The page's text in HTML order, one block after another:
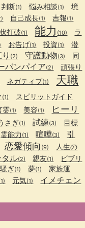
判断(1) 悩み相談(1)
境
自己成長(1) 吉報(1)
打破(1) 能力 (10)
ラ
お告げ(1) 投資(1)
潜
(2) 守護動物(3)
同
バンパイア(2) 頑張り
ネガティブ(1) 天職
(1) スピリットガイド
霊(1) 美容(1)
ヒーリ
さぎ(1) 試練(3) 目標
霊能力 (1) 喧嘩(3)
引
恋愛傾向 (9)
人生の
タル(2) 親友(1)
ビブリ
ぎ(1) 夢(1) 家族運
元気(1) イメチェン